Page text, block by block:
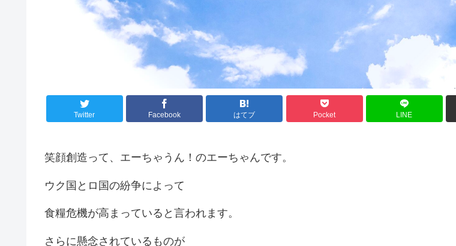
Twitter Facebook はてブ Pocket LINE
笑顔創造って、エーちゃうん！のエーちゃんです。
ウク国とロ国の紛争によって
食糧危機が高まっていると言われます。
さらに懸念されているものが